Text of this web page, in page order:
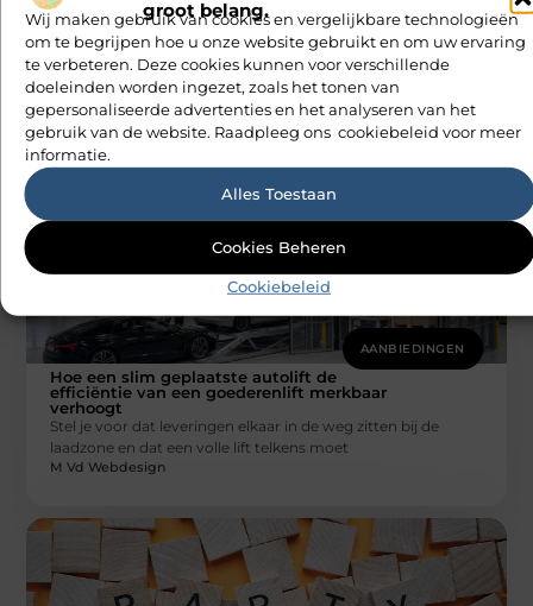
groot belang.
Wij maken gebruik van cookies en vergelijkbare technologieën
om te begrijpen hoe u onze website gebruikt en om uw ervaring
te verbeteren. Deze cookies kunnen voor verschillende
doeleinden worden ingezet, zoals het tonen van
gepersonaliseerde advertenties en het analyseren van het
gebruik van de website. Raadpleeg ons cookiebeleid voor meer
informatie.
Alles Toestaan
Cookies Beheren
Cookiebeleid
AANBIEDINGEN
PSG fanartikelen kopen zonder
keuzestress
Een PSG-shirt kopen lijkt simpel, tot je voor een scherm vol
varianten zit: thuis, uit, derde tenue, training, kids,
bedrukking
M Vd Webdesign
AANBIEDINGEN
Hoe een slim geplaatste autolift de
efficiëntie van een goederenlift merkbaar
verhoogt
Stel je voor dat leveringen elkaar in de weg zitten bij de
laadzone en dat een volle lift telkens moet
M Vd Webdesign